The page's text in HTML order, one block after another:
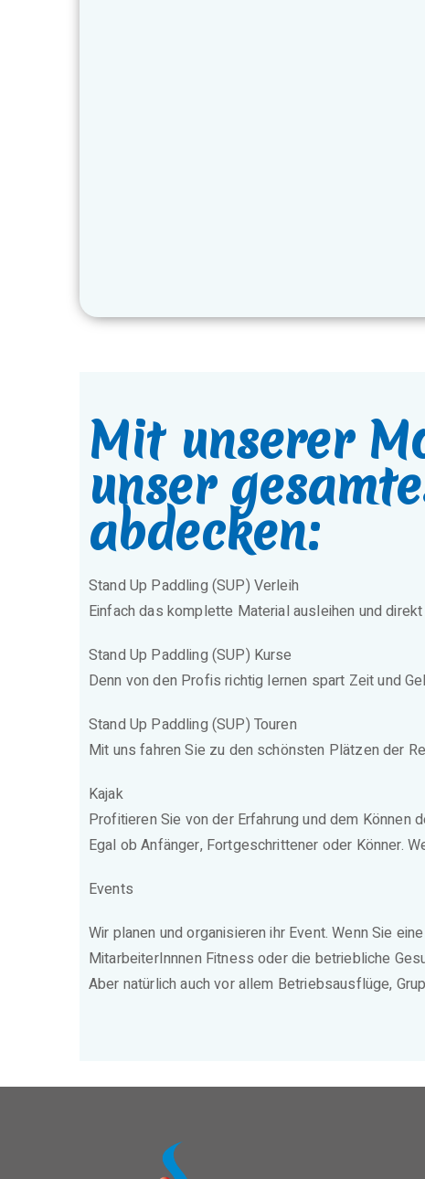
Mit unserer
unser
abdecken:
Stand Up Paddling (SUP) Verleih
Einfach das komplette Material ausleihen und
Stand Up Paddling (SUP) Kurse
Denn von den Profis richtig lernen spart Zeit und
Stand Up Paddling (SUP) Touren
Mit uns fahren Sie zu den schönsten Plätzen der
Kajak
Profitieren Sie von der Erfahrung und dem Können
Egal ob Anfänger, Fortgeschrittener oder Könner.
Events
Wir planen und organisieren ihr Event. Wenn Sie
MitarbeiterInnnen Fitness oder die betriebliche
Aber natürlich auch vor allem Betriebsausflüge,